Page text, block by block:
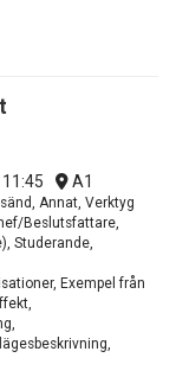
A1
Annat, Verktyg
Beslutsfattare,
Studerande,
Exempel från